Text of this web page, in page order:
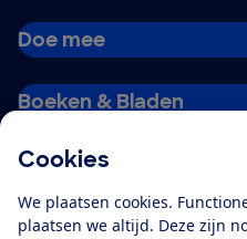
Cookies
We plaatsen cookies.
plaatsen we altijd. Deze zijn
Doe mee
Boeken & Bladen